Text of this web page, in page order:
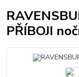
PŘÍBOJI